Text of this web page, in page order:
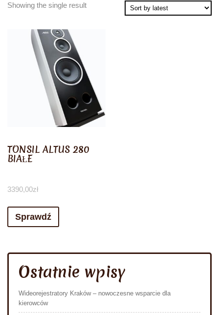
Showing the single result
TONSIL ALTUS 280
BIAŁE
3390,00zł
Sprawdź
Ostatnie wpisy
Wideorejestratory Kraków – nowoczesne wsparcie dla
kierowców